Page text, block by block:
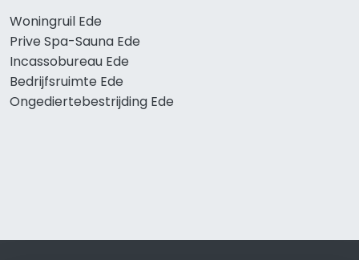
Woningruil Ede
Prive Spa-Sauna Ede
Incassobureau Ede
Bedrijfsruimte Ede
Ongediertebestrijding Ede